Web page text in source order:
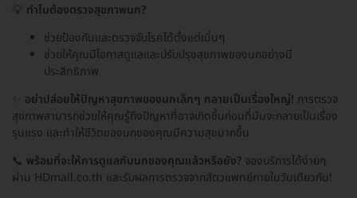
💡 ทำไมต้องตรวจสุขภาพนก?
ช่วยป้องกันและตรวจจับโรคได้ตั้งแต่เนิ่นๆ
ช่วยให้คุณมีโอกาสดูแลและปรับปรุงสุขภาพของนกอย่างมี
ประสิทธิภาพ
อย่าปล่อยให้ปัญหาสุขภาพของนกเล็กๆ กลายเป็นเรื่องใหญ่! การตรวจ
สุขภาพสามารถช่วยให้คุณรู้ถึงปัญหาที่อาจเกิดขึ้นก่อนที่มันจะกลายเป็นเรื่อง
รุนแรง และทำให้ชีวิตของนกของคุณมีความสุขมากขึ้น
📞 พร้อมที่จะให้การดูแลกับนกของคุณแล้วหรือยัง? จองบริการได้ง่ายๆ
ผ่าน HDmall.co.th และรับผลการตรวจจากสัตวแพทย์ภายในวันเดียวกัน!